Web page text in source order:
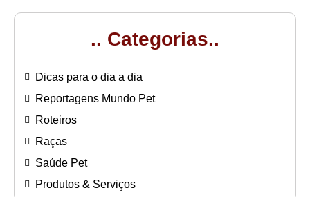
.. Categorias..
Dicas para o dia a dia
Reportagens Mundo Pet
Roteiros
Raças
Saúde Pet
Produtos & Serviços